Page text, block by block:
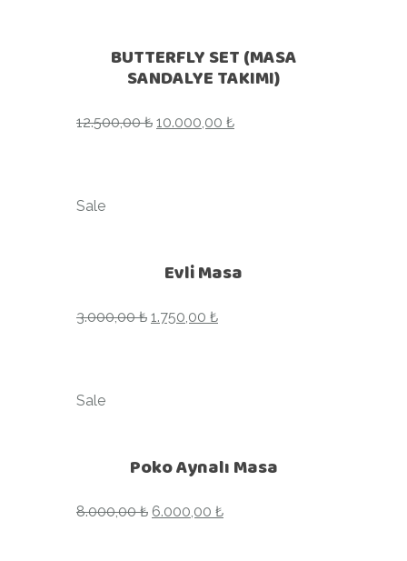
BUTTERFLY SET (MASA
SANDALYE TAKIMI)
12.500,00₺ 10.000,00 ₺
Sale
Evli Masa
3.000,00₺ 1.750,00 ₺
Sale
Poko Aynalı Masa
8.000,00₺ 6.000,00 ₺